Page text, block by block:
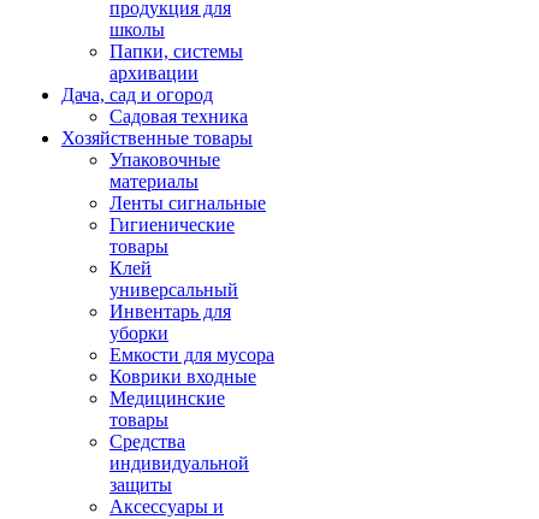
продукция для
школы
Папки, системы
архивации
Дача, сад и огород
Садовая техника
Хозяйственные товары
Упаковочные
материалы
Ленты сигнальные
Гигиенические
товары
Клей
универсальный
Инвентарь для
уборки
Емкости для мусора
Коврики входные
Медицинские
товары
Средства
индивидуальной
защиты
Аксессуары и